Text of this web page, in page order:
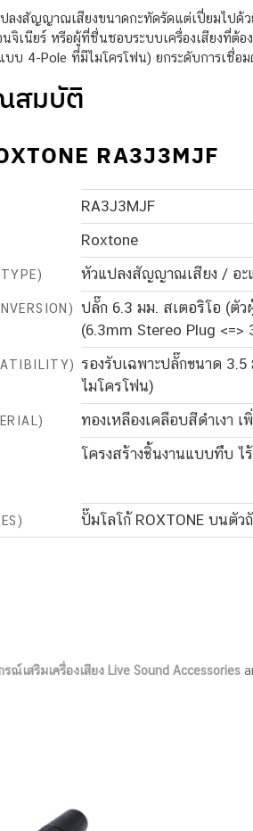
ลงสัญญาณเสียงขนาดกะทัดรัดแต่เปี่ยมไป
นจิเนียร์ หรือผู้ที่ชื่นชอบระบบเครื่องเสียงที่
บบ 4-Pole ที่มีไมโครโฟน) ยกระดับการเชื่
สมบัติ
RA3J3MJF
RA3J3MJF
Roxtone
หัวแปลงสัญญาณเสียง / อะ
ปลั๊ก 6.3 มม. สเตอริโอ (ตัว
(6.3mm Stereo Plug <=>
รองรับเฉพาะปลั๊กขนาด
ไมโครโฟน)
ทองเหลืองเคลือบสีดำเงา
โครงสร้างชิ้นงานแบบทึบ
ปั๊มโลโก้ ROXTONE บนตัว
รณ์เสริมเครื่องเสียง Live Sound Accessories